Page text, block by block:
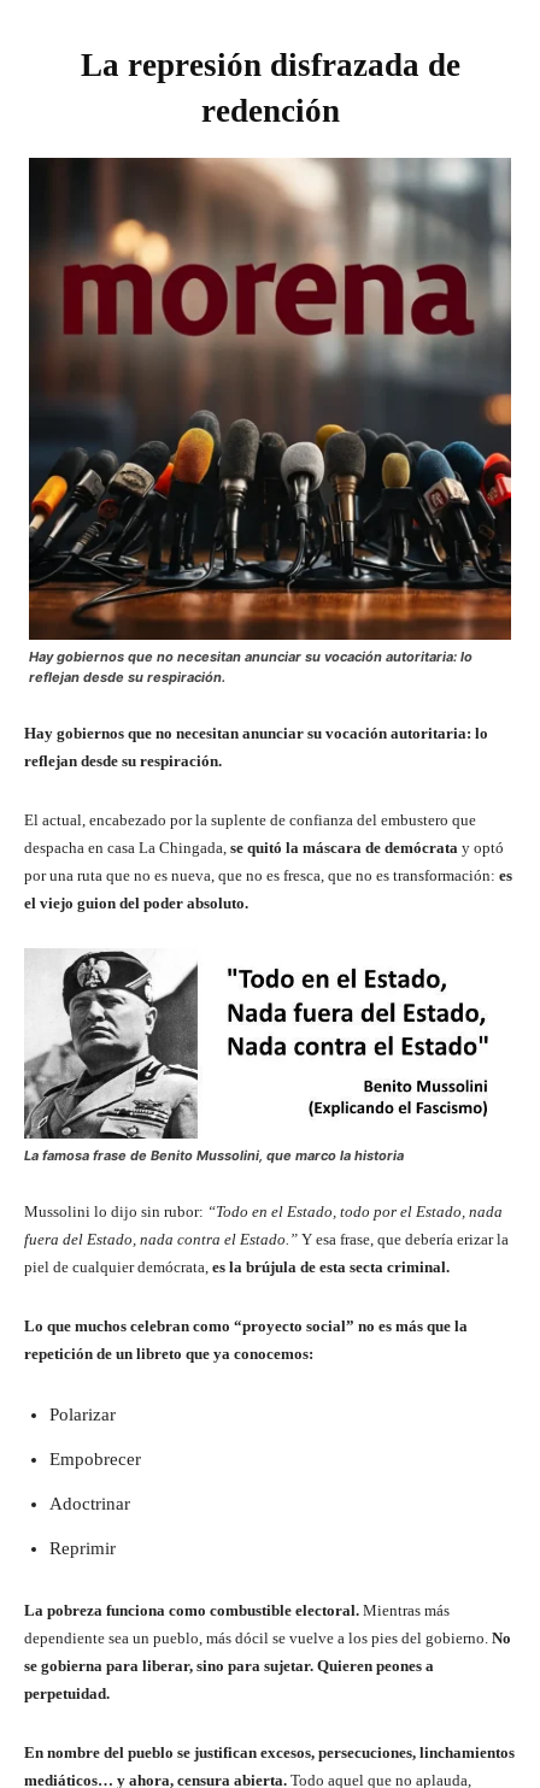
La represión disfrazada de
redención
Hay gobiernos que no necesitan anunciar su vocación autoritaria: lo
reflejan desde su respiración.
Hay gobiernos que no necesitan anunciar su vocación autoritaria: lo
reflejan desde su respiración.
El actual, encabezado por la suplente de confianza del embustero que
despacha en casa La Chingada, se quitó la máscara de demócrata y optó
por una ruta que no es nueva, que no es fresca, que no es transformación: es
el viejo guion del poder absoluto.
La famosa frase de Benito Mussolini, que marco la historia
Mussolini lo dijo sin rubor: “Todo en el Estado, todo por el Estado, nada
fuera del Estado, nada contra el Estado.” Y esa frase, que debería erizar la
piel de cualquier demócrata, es la brújula de esta secta criminal.
Lo que muchos celebran como “proyecto social” no es más que la
repetición de un libreto que ya conocemos:
Polarizar
Empobrecer
Adoctrinar
Reprimir
La pobreza funciona como combustible electoral. Mientras más
dependiente sea un pueblo, más dócil se vuelve a los pies del gobierno. No
se gobierna para liberar, sino para sujetar. Quieren peones a
perpetuidad.
En nombre del pueblo se justifican excesos, persecuciones, linchamientos
mediáticos… y ahora, censura abierta. Todo aquel que no aplauda,